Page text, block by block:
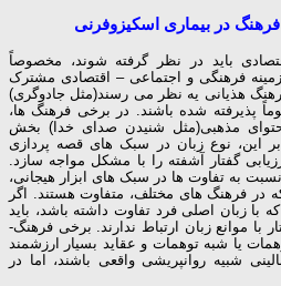
در بیماری اسکیزوفرنی
باید در نظر گرفته شوند، مخصوصاً
فرهنگی و اجتماعی – اقتصادی مشترک
هذیانی یه نظر می­ رسند(مثل جادوگری)
پذیرفته شده باشند. در برخی فرهنگ­ ها،
مذهبی(مثل شنیدن صدای خدا) بخش
این، نوع زبان در سبک ­های قصه­ پردازی
گفتار آشفته را با مشکل مواجه سازد.
به تفاوت­ ها در سبک­ های ابزار هیجانی،
فرهنگ­ های مختلف، متفاوت هستند. اگر
با زبان اصلی فرد تفاوت داشته باشد، باید
اطمینان حاصل شود که فقدان گفتار با موانع زبان ارتباط ندارند. برخی فرهنگ­
یا شبه­ توهمات و عقاید بسیار ارزشمند
شبیه روان­پریشی واقعی باشند، اما در